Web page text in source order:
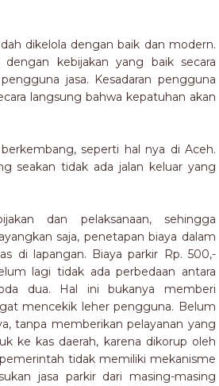
dikelola dengan baik dan modern.
kebijakan yang baik secara
jasa. Kesadaran pengguna
langsung bahwa kepatuhan akan
seperti hal nya di Aceh.
seakan tidak ada jalan keluar yang
dan pelaksanaan, sehingga
saja, penetapan biaya dalam
di lapangan. Biaya parkir Rp. 500,-
lagi tidak ada perbedaan antara
dua. Hal ini bukanya memberi
mencekik leher pengguna. Belum
tanpa memberikan pelayanan yang
ke kas daerah, karena dikorup oleh
tidak memiliki mekanisme
jasa parkir dari masing-masing